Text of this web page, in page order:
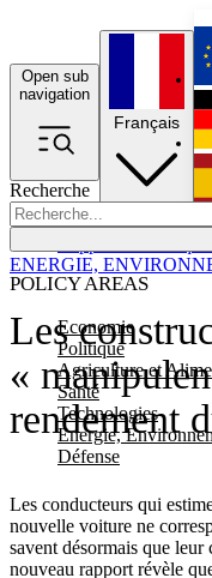
Open sub
navigation
Recherche
POLICY AREAS
Economie
Politique
Agriculture et
Santé
Technologies
Energie,
Défense
Français
Les
«
rendement
Les conducteurs qui
nouvelle voiture ne
savent désormais que leur
nouveau rapport révèle
ENERGIE,